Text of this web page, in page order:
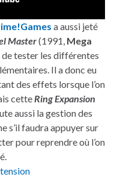
a aussi jeté
Master(1991, Mega
tester les différentes
Il a donc eu
des effets lorsque l’on
cetteRing Expansion
aussi la gestion des
s’il faudra appuyer sur
pour reprendre où l’on